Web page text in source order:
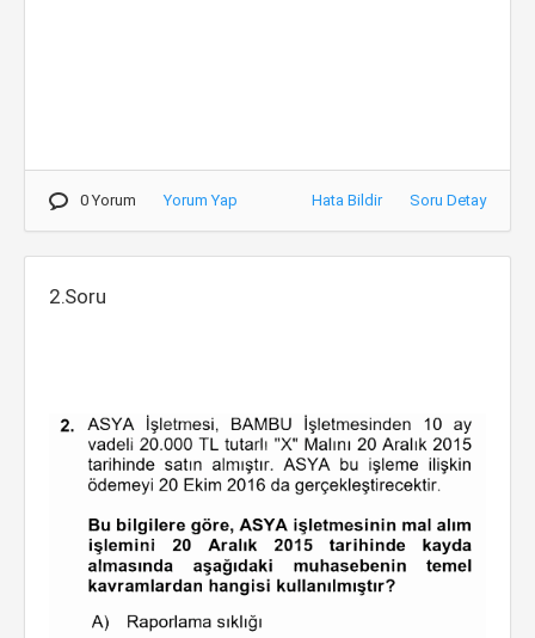
0 Yorum Yorum Yap Hata Bildir Soru Detay
2.Soru